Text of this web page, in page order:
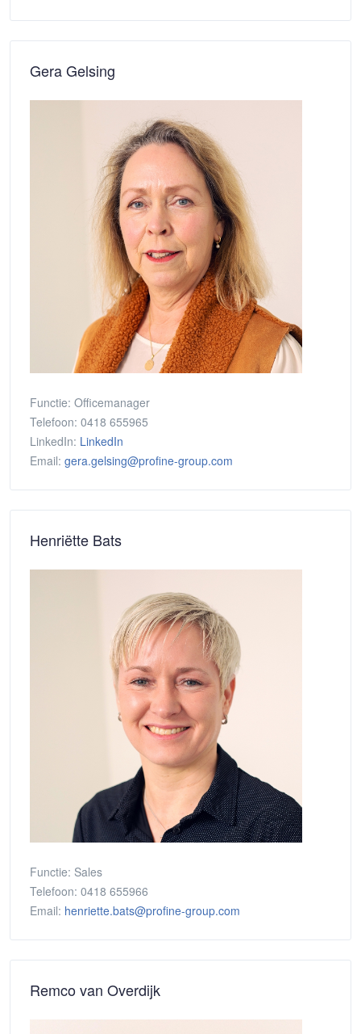
Gera Gelsing
Functie: Officemanager
Telefoon: 0418 655965
LinkedIn: LinkedIn
Email: gera.gelsing@profine-group.com
Henriëtte Bats
Functie: Sales
Telefoon: 0418 655966
Email: henriette.bats@profine-group.com
Remco van Overdijk